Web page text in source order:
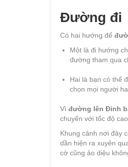
Đường đi
Có hai hướng để
Một là đi hướng
đường tham qua
Hai là bạn có thể
chọn mọi người
Vì đường lên Đỉnh
chuyển với tốc độ
Khung cảnh nơi đây
dần hiện ra xuyên
cờ cũng ảo diệu